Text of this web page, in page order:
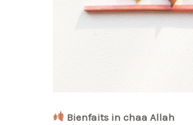
Bienfaits in chaa Allah